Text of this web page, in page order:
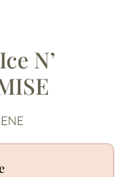
N’